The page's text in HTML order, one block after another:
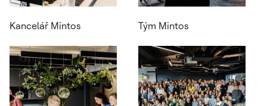
Kancelář Mintos Tým Mintos